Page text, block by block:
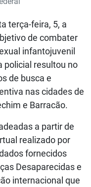
terça-feira, 5, a
de combater
infantojuvenil
policial resultou no
de busca e
nas cidades de
e Barracão.
a partir de
realizado por
fornecidos
Desaparecidas e
internacional que